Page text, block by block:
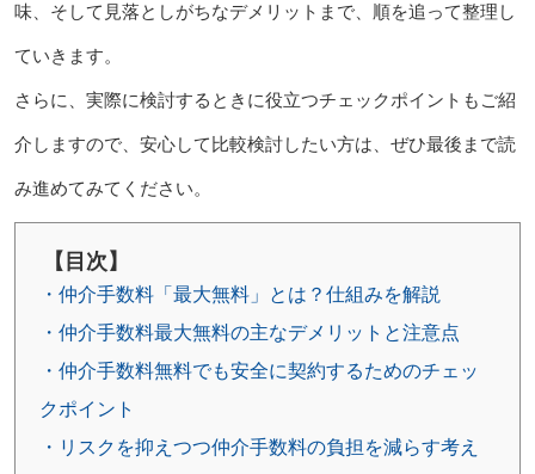
味、そして見落としがちなデメリットまで、順を追って整理し
ていきます。
さらに、実際に検討するときに役立つチェックポイントもご紹
介しますので、安心して比較検討したい方は、ぜひ最後まで読
み進めてみてください。
【目次】
・仲介手数料「最大無料」とは？仕組みを解説
・仲介手数料最大無料の主なデメリットと注意点
・仲介手数料無料でも安全に契約するためのチェッ
クポイント
・リスクを抑えつつ仲介手数料の負担を減らす考え